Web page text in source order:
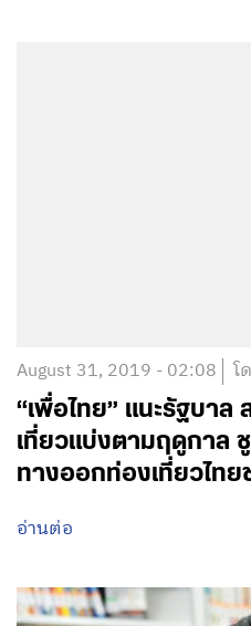
August 31, 2019 - 02:08 โ
“เพื่อไทย” แนะรัฐบาล
เที่ยวแบ่งตามฤดูกาล
ทางออกท่องเที่ยวไทย
อ่านต่อ